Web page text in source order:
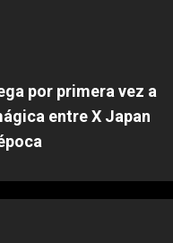
por primera vez a
entre X Japan